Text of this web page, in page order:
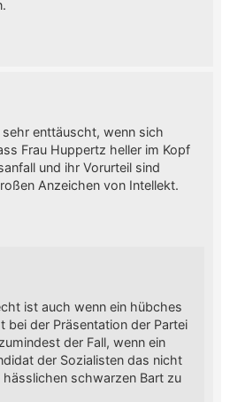
sehr enttäuscht, wenn sich
Frau Huppertz heller im Kopf
und ihr Vorurteil sind
Anzeichen von Intellekt.
ist auch wenn ein hübches
bei der Präsentation der Partei
der Fall, wenn ein
der Sozialisten das nicht
hässlichen schwarzen Bart zu